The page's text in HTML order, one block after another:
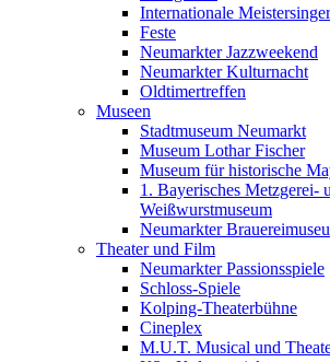
Internationale
Feste
Neumarkter Jazzweekend
Neumarkter Kulturnacht
Oldtimertreffen
Museen
Stadtmuseum Neumarkt
Museum Lothar Fischer
Museum für historische
1. Bayerisches Metzgerei-
Weißwurstmuseum
Neumarkter
Theater und Film
Neumarkter Passionsspiele
Schloss-Spiele
Kolping-Theaterbühne
Cineplex
M.U.T. Musical und